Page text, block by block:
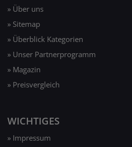
» Über uns
» Sitemap
» Überblick Kategorien
» Unser Partnerprogramm
» Magazin
» Preisvergleich
WICHTIGES
» Impressum